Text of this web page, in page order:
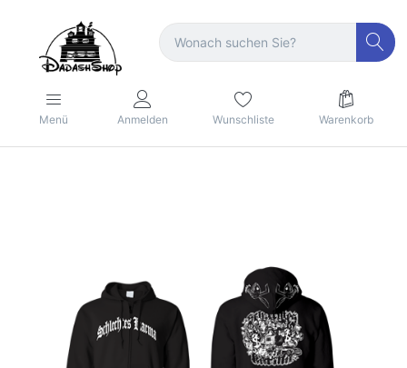
Menü Anmelden Wunschliste Warenkorb